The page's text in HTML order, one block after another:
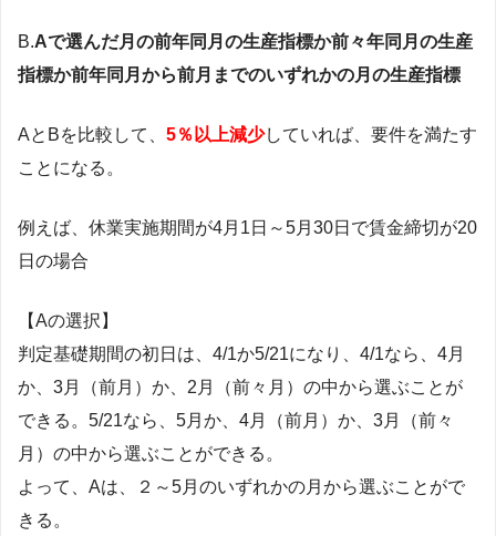
B.Aで選んだ月の前年同月の生産指標か前々年同月の生産
指標か前年同月から前月までのいずれかの月の生産指標
AとBを比較して、 5％以上減少していれば、要件を満たす
ことになる。
例えば、休業実施期間が4月1日～5月30日で賃金締切が20
日の場合
【Aの選択】
判定基礎期間の初日は、4/1か5/21になり、4/1なら、4月
か、3月（前月）か、2月（前々月）の中から選ぶことが
できる。5/21なら、5月か、4月（前月）か、3月（前々
月）の中から選ぶことができる。
よって、Aは、２～5月のいずれかの月から選ぶことがで
きる。